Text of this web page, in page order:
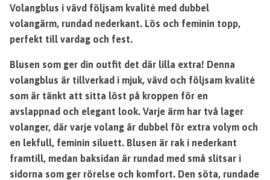
Volangblus i vävd följsam kvalité med dubbel
volangärm, rundad nederkant. Lös och feminin topp,
perfekt till vardag och fest.
Blusen som ger din outfit det där lilla extra! Denna
volangblus är tillverkad i mjuk, vävd och följsam kvalité
som är tänkt att sitta löst på kroppen för en
avslappnad och elegant look. Varje ärm har två lager
volanger, där varje volang är dubbel för extra volym och
en lekfull, feminin siluett. Blusen är rak i nederkant
framtill, medan baksidan är rundad med små slitsar i
sidorna som ger rörelse och komfort. Den söta, rundade